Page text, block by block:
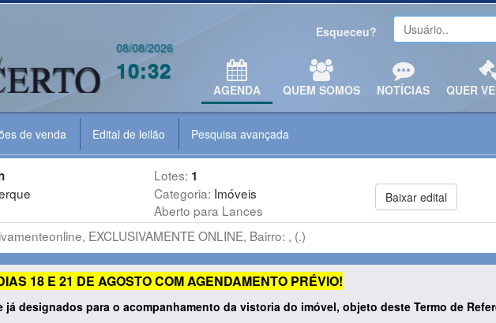
08/08/2026
10:32
Esqueceu?
AGENDA QUEM SOMOS NOTÍCIAS QUER
de venda Edital de leilão Pesquisa avançada
Lotes: 1
Categoria: Imóveis
Aberto para Lances
Baixar edital
EXCLUSIVAMENTE ONLINE, Bairro: , (.)
18 E 21 DE AGOSTO COM AGENDAMENTO PRÉVIO!
já designados para o acompanhamento da vistoria do imóvel, objeto deste Termo de